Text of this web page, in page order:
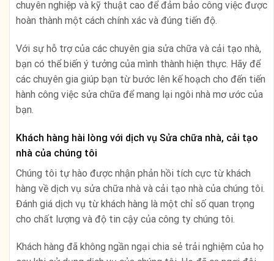
chuyên nghiệp và kỹ thuật cao để đảm bảo công việc được
hoàn thành một cách chính xác và đúng tiến độ.
Với sự hỗ trợ của các chuyên gia sửa chữa và cải tạo nhà,
bạn có thể biến ý tưởng của mình thành hiện thực. Hãy để
các chuyên gia giúp bạn từ bước lên kế hoạch cho đến tiến
hành công việc sửa chữa để mang lại ngôi nhà mơ ước của
bạn.
Khách hàng hài lòng với dịch vụ Sửa chữa nhà, cải tạo
nhà của chúng tôi
Chúng tôi tự hào được nhận phản hồi tích cực từ khách
hàng về dịch vụ sửa chữa nhà và cải tạo nhà của chúng tôi.
Đánh giá dịch vụ từ khách hàng là một chỉ số quan trọng
cho chất lượng và độ tin cậy của công ty chúng tôi.
Khách hàng đã không ngần ngại chia sẻ trải nghiệm của họ